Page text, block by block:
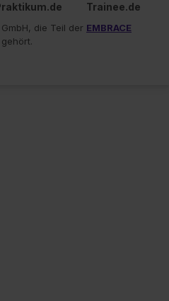
Trainee.de
die Teil der EMBRACE